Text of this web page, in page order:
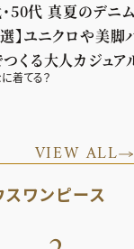
・50代 真夏のデニ
】ユニクロや美脚
つくる大人カジュア
着てる？
VIEW ALL
ス ワンピース